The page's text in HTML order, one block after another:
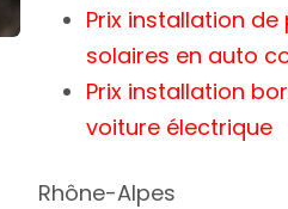
Prix installation de
solaires en auto
Prix installation
voiture électrique
Rhône-Alpes